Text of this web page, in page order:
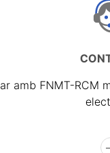
amb FNMT-RCM